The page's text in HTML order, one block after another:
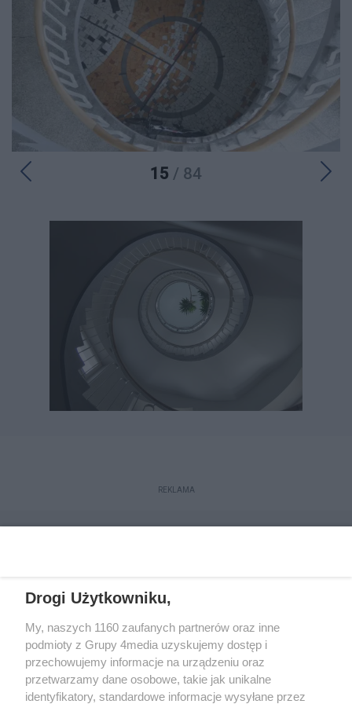
15 / 84
REKLAMA
Reklama Kontakt Regulamin
Dystrybucja
Regulamin prenumeraty
Polityka Prywatności
Drogi Użytkowniku,
My, naszych 1160 zaufanych partnerów oraz inne
podmioty z Grupy 4media uzyskujemy dostęp i
przechowujemy informacje na urządzeniu oraz
przetwarzamy dane osobowe, takie jak unikalne
identyfikatory, standardowe informacje wysyłane przez